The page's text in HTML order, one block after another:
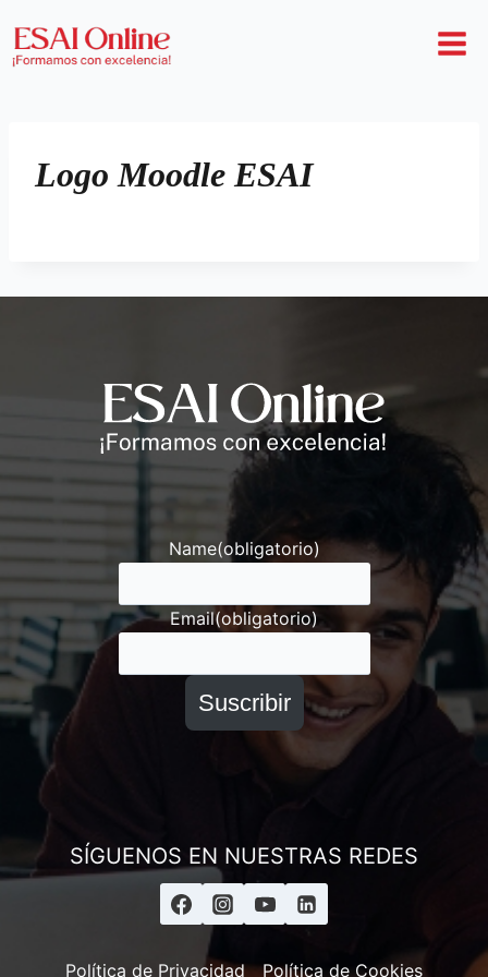
Logo Moodle ESAI
Name(obligatorio)
Email(obligatorio)
Suscribir
SÍGUENOS EN NUESTRAS REDES
Política de Privacidad Política de Cookies